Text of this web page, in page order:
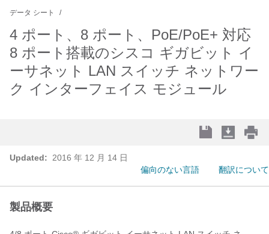
データ シート
4 ポート、8 ポート、PoE/PoE+ 対応
8 ポート搭載のシスコ ギガビット イ
ーサネット LAN スイッチ ネットワー
ク インターフェイス モジュール
Updated:
2016 年 12 月 14 日
偏向のない言語
翻訳について
製品概要